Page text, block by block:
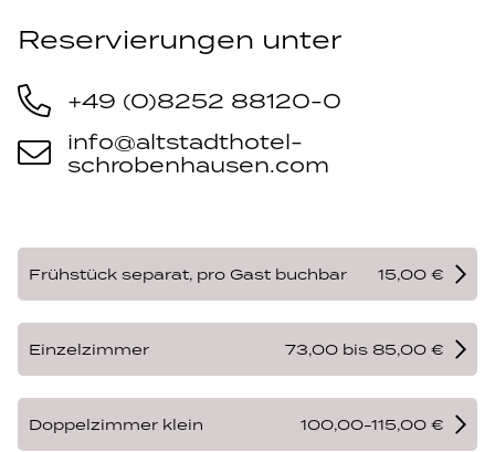
Reservierungen unter
+49 (0)8252 88120-0
info@altstadthotel-
schrobenhausen.com
Frühstück separat, pro Gast buchbar 15,00 €
Einzelzimmer 73,00 bis 85,00 €
Doppelzimmer klein 100,00-115,00 €